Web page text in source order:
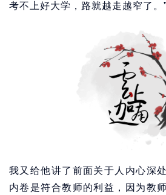
考不上好大学，路就越走越窄了。”
我又给他讲了前面关于人内心深
内卷是符合教师的利益，因为教